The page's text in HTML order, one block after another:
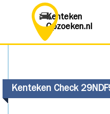
Kenteken
Opzoeken.nl
Kenteken Check